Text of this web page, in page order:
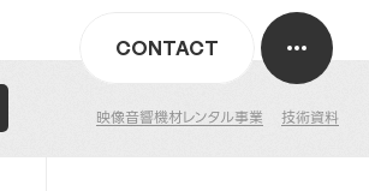
映像音響機材レンタル事業 技術資料
CONTACT